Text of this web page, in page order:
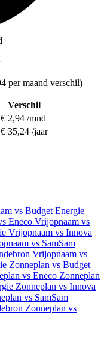
per maand verschil)
Verschil
€ 2,94 /mnd
€ 35,24 /jaar
vs Budget Energie
Eneco Vrijopnaam vs
Vrijopnaam vs Innova
vs SamSam
Vrijopnaam vs
Zonneplan vs Budget
vs Eneco Zonneplan
Zonneplan vs Innova
vs SamSam
Zonneplan vs